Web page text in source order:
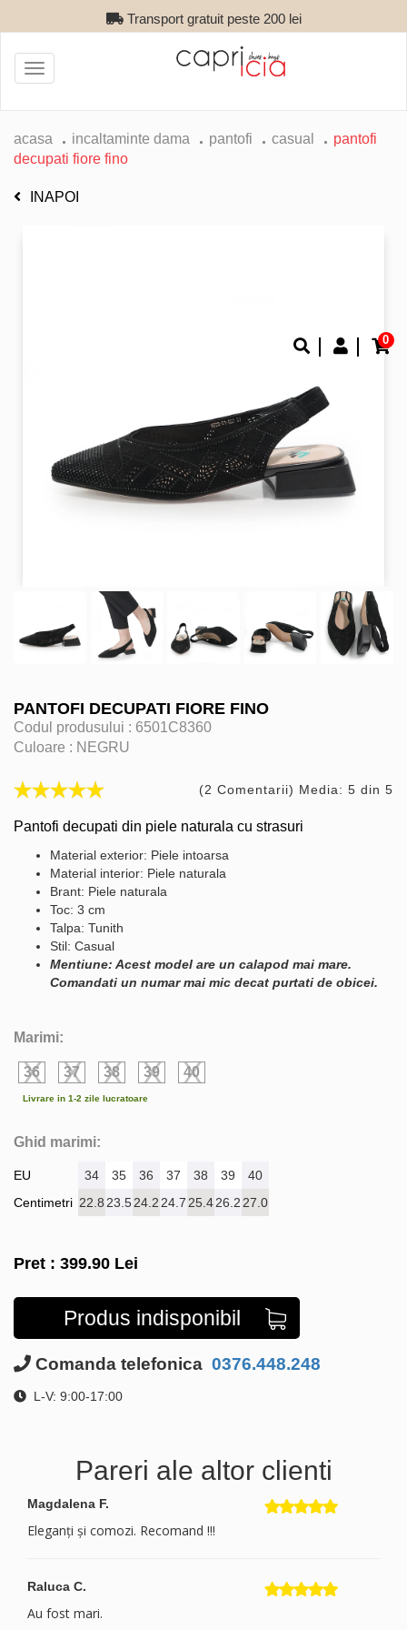
Transport gratuit peste 200 lei
0
Toggle
navigation
acasa incaltaminte dama pantofi casual
pantofi
decupati fiore fino
INAPOI
PANTOFI DECUPATI FIORE FINO
Codul produsului : 6501C8360
Culoare : NEGRU
(2 Comentarii) Media: 5 din 5
Pantofi decupati din piele naturala cu strasuri
Material exterior: Piele intoarsa
Material interior: Piele naturala
Brant: Piele naturala
Toc: 3 cm
Talpa: Tunith
Stil: Casual
Mentiune: Acest model are un calapod mai mare.
Comandati un numar mai mic decat purtati de obicei.
Marimi:
36 37 38 39 40
Livrare in 1-2 zile lucratoare
Ghid marimi:
EU
Centimetri
34 35 36 37 38 39
40
22.8 23.524.2 24.7 25.426.2 27.0
Pret : 399.90 Lei
Produs indisponibil
Comanda telefonica 0376.448.248
L-V: 9:00-17:00
Pareri ale altor clienti
Magdalena F.
Eleganți și comozi. Recomand !!!
Raluca C.
Au fost mari.